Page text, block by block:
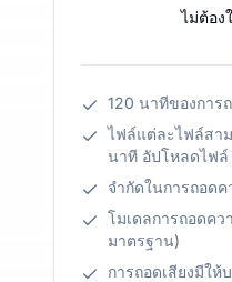
ไม่ต้อง
120 นาทีของการ
ไฟล์แต่ละไฟล์สา
นาที อัปโหลดไฟล์
จำกัดในการถอด
โมเดลการถอดค
มาตรฐาน)
การถอดเสียงมีให้